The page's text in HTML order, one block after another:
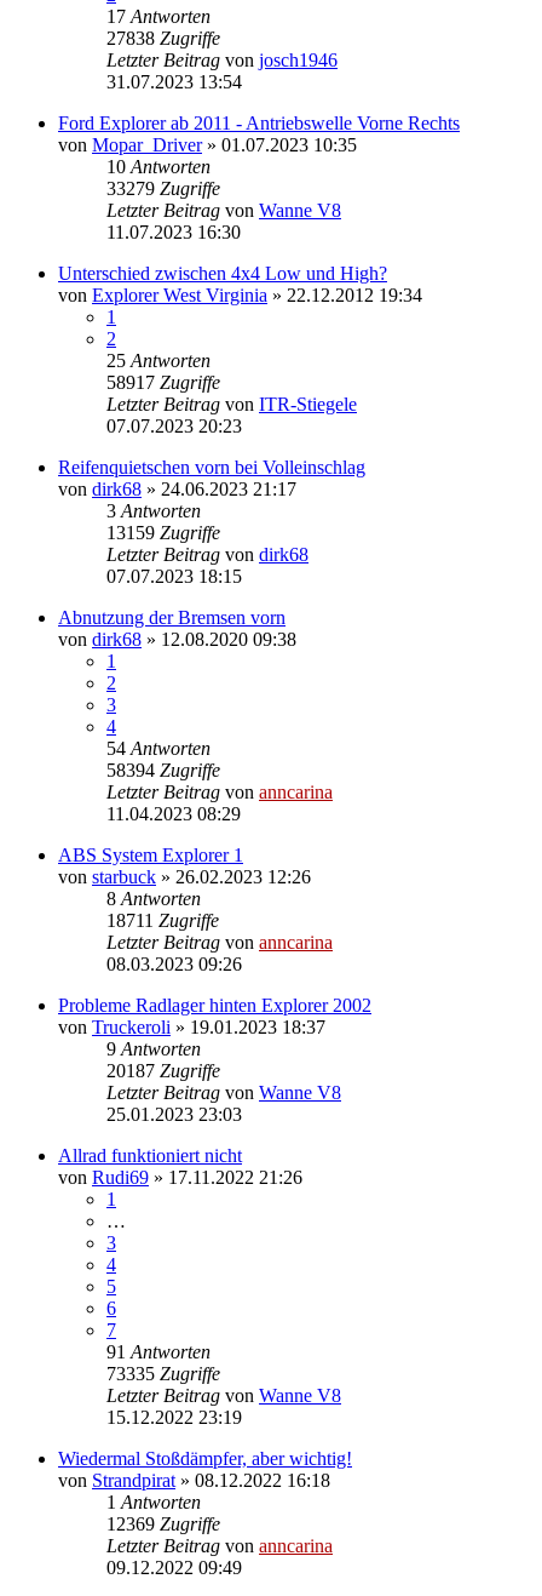
17 Antworten
27838 Zugriffe
Letzter Beitrag von josch1946
31.07.2023 13:54
Ford Explorer ab 2011 - Antriebswelle Vorne Rechts
von Mopar_Driver» 01.07.2023 10:35
10 Antworten
33279 Zugriffe
Letzter Beitrag von Wanne V8
11.07.2023 16:30
Unterschied zwischen 4x4 Low und High?
von Explorer West Virginia » 22.12.2012 19:34
1
2
25 Antworten
58917 Zugriffe
Letzter Beitrag von ITR-Stiegele
07.07.2023 20:23
Reifenquietschen vorn bei Volleinschlag
von dirk68 » 24.06.2023 21:17
3 Antworten
13159 Zugriffe
Letzter Beitrag von dirk68
07.07.2023 18:15
Abnutzung der Bremsen vorn
von dirk68 » 12.08.2020 09:38
1
2
3
4
54 Antworten
58394 Zugriffe
Letzter Beitrag von anncarina
11.04.2023 08:29
ABS System Explorer 1
von starbuck » 26.02.2023 12:26
8 Antworten
18711 Zugriffe
Letzter Beitrag von anncarina
08.03.2023 09:26
Probleme Radlager hinten Explorer 2002
von Truckeroli » 19.01.2023 18:37
9 Antworten
20187 Zugriffe
Letzter Beitrag von Wanne V8
25.01.2023 23:03
Allrad funktioniert nicht
von Rudi69 » 17.11.2022 21:26
1
…
3
4
5
6
7
91 Antworten
73335 Zugriffe
Letzter Beitrag von Wanne V8
15.12.2022 23:19
Wiedermal Stoßdämpfer, aber wichtig!
von Strandpirat » 08.12.2022 16:18
1 Antworten
12369 Zugriffe
Letzter Beitrag von anncarina
09.12.2022 09:49